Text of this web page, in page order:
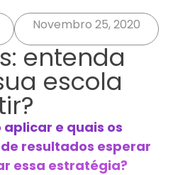
Novembro 25, 2020
entenda
escola
aplicar e quais os
resultados esperar
essa estratégia?